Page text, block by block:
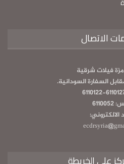
الاتصال
فيلات شرقية
السفارة السودانية.
الالكتروني: